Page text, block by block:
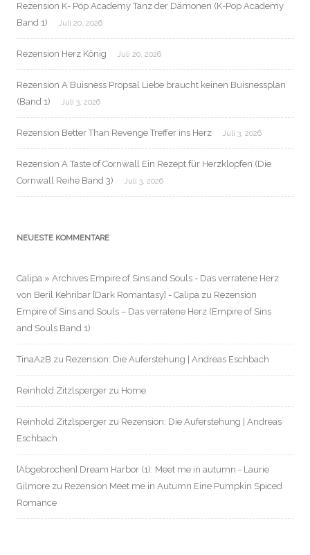
Rezension K- Pop Academy Tanz der Dämonen (K-Pop Academy
Band 1)
Juli 20, 2026
Rezension Herz König Juli 20, 2026
Rezension A Buisness Propsal Liebe braucht keinen Buisnessplan
(Band 1)
Juli 3, 2026
Rezension Better Than Revenge Treffer ins Herz Juli 3, 2026
Rezension A Taste of Cornwall Ein Rezept für Herzklopfen (Die
Cornwall Reihe Band 3)
Juli 3, 2026
NEUESTE KOMMENTARE
Calipa » Archives Empire of Sins and Souls - Das verratene Herz
von Beril Kehribar [Dark Romantasy] - Calipa zu Rezension
Empire of Sins and Souls – Das verratene Herz (Empire of Sins
and Souls Band 1)
TinaA2B zu Rezension: Die Auferstehung | Andreas Eschbach
Reinhold Zitzlsperger zu Home
Reinhold Zitzlsperger zu Rezension: Die Auferstehung | Andreas
Eschbach
[Abgebrochen] Dream Harbor (1): Meet me in autumn - Laurie
Gilmore zu Rezension Meet me in Autumn Eine Pumpkin Spiced
Romance